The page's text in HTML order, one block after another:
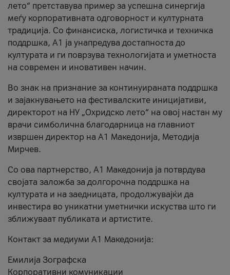
лето“ претставува пример за успешна синергија
меѓу корпоративната одговорност и културната
традиција. Со финансиска, логистичка и техничка
поддршка, A1 ја унапредува достапноста до
културата и ги поврзува технологијата и уметноста
на современ и иновативен начин.
Во знак на признание за континуираната поддршка
и зајакнувањето на фестивалските иницијативи,
директорот на НУ „Охридско лето“ на овој настан му
врачи симболична благодарница на главниот
извршен директор на A1 Македонија, Методија
Мирчев.
Со ова партнерство, A1 Македонија ја потврдува
својата заложба за долгорочна поддршка на
културата и на заедницата, продолжувајќи да
инвестира во уникатни уметнички искуства што ги
зближуваат публиката и артистите.
Контакт за медиуми А1 Македонија:
Емилија Зографска
Корпоративни комуникации